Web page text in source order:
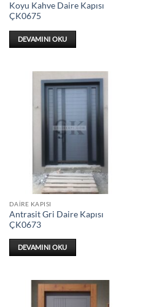
Koyu Kahve Daire Kapısı
ÇK0675
DEVAMINI OKU
DAIRE KAPISI
Antrasit Gri Daire Kapısı
ÇK0673
DEVAMINI OKU